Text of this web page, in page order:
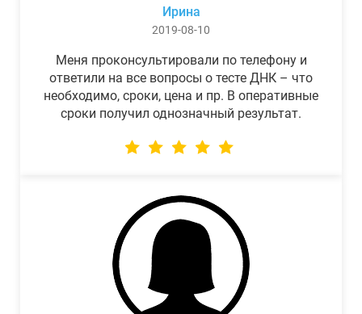
Ирина
2019-08-10
Меня проконсультировали по телефону и
ответили на все вопросы о тесте ДНК – что
необходимо, сроки, цена и пр. В оперативные
сроки получил однозначный результат.